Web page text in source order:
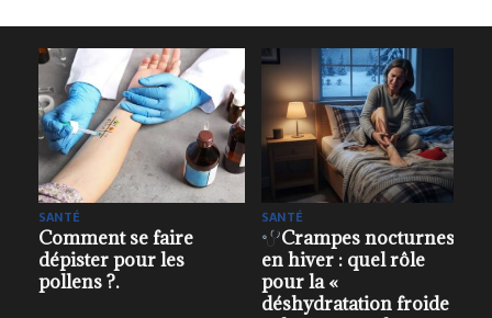
Vitamines en hiver :
démêler le vrai du
marketing, comprendre
le corps, résister aux
Micro climat : ces
où il fait bon vivre
France.